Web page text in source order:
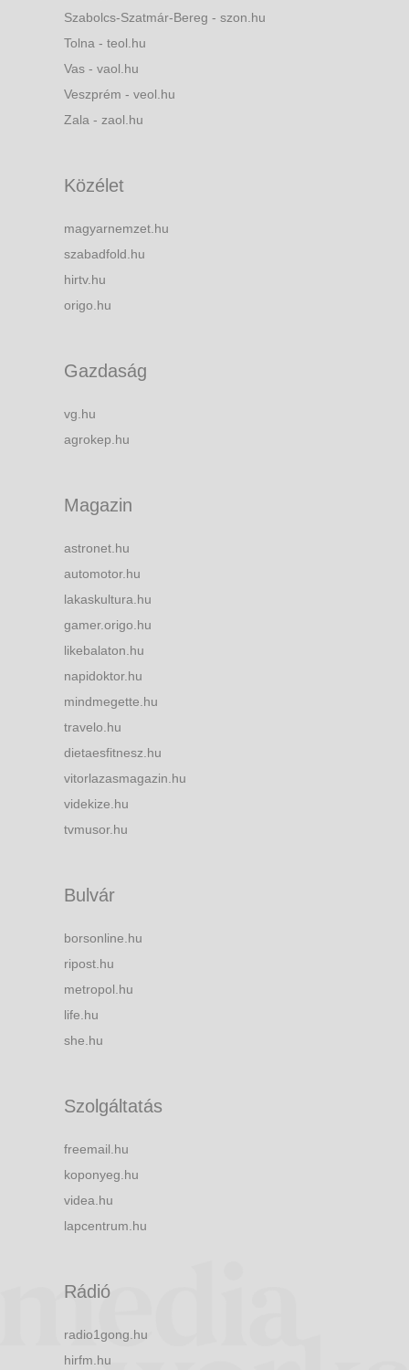
Szabolcs-Szatmár-Bereg - szon.hu
Tolna - teol.hu
Vas - vaol.hu
Veszprém - veol.hu
Zala - zaol.hu
Közélet
magyarnemzet.hu
szabadfold.hu
hirtv.hu
origo.hu
Gazdaság
vg.hu
agrokep.hu
Magazin
astronet.hu
automotor.hu
lakaskultura.hu
gamer.origo.hu
likebalaton.hu
napidoktor.hu
mindmegette.hu
travelo.hu
dietaesfitnesz.hu
vitorlazasmagazin.hu
videkize.hu
tvmusor.hu
Bulvár
borsonline.hu
ripost.hu
metropol.hu
life.hu
she.hu
Szolgáltatás
freemail.hu
koponyeg.hu
videa.hu
lapcentrum.hu
Rádió
radio1gong.hu
hirfm.hu